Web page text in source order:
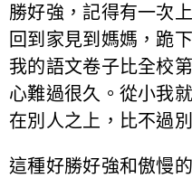
勝好強，記得有一次
回到家見到媽媽，跪
我的語文卷子比全校
心難過很久。從小我
在別人之上，比不過
這種好勝好強和傲慢